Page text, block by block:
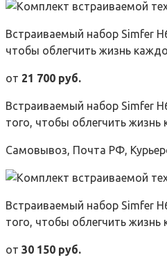
Встраиваемый набор Simfer
чтобы облегчить жизнь
от 21 700 руб.
Встраиваемый набор Simfer
того, чтобы облегчить
Самовывоз, Почта РФ,
Встраиваемый набор Simfer
того, чтобы облегчить
от 30 150 руб.